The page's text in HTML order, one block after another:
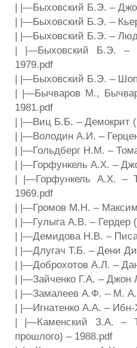
| |—Быховский Б.Э. –
| |—Быховский Б.Э. –
| |—Быховский Б.Э. –
| |—Быховский Б.Э. –
1979.pdf
| |—Быховский Б.Э. –
| |—Бычваров М.,
1981.pdf
| |—Виц Б.Б. – Демокрит
| |—Володин А.И. –
| |—Гольдберг H.М. –
| |—Горфункель А.Х. –
| |—Горфункель А.Х. –
1969.pdf
| |—Громов М.Н. – Максим
| |—Гулыга А.В. – Гердер
| |—Демидова Н.В. –
| |—Длугач Т.Б. – Дени
| |—Доброхотов А.Л. –
| |—Зайченко Г.А. – Джон
| |—Замалеев А.Ф. – М. А.
| |—Игнатенко А.А. –
| |—Каменский З.А. –
прошлого) – 1988.pdf